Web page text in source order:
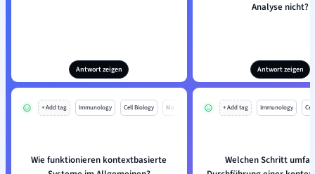
Antwort zeigen
Analyse nicht?
Antwort zeigen
+ Add tag Immunology Cell Biology Mo
Wie funktionieren kontextbasierte
+ Add tag Immunology
Welchen Schritt